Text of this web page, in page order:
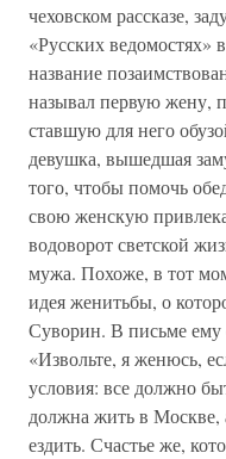
чеховском рассказе,
«Русских
название
называл первую жену,
ставшую для него
девушка, вышедшая
того, чтобы помочь
свою женскую
водоворот светской
мужа. Похоже, в тот
идея женитьбы, о
Суворин. В письме ему
«Извольте, я женюсь,
условия: все должно
должна жить в Москве,
ездить. Счастье же,